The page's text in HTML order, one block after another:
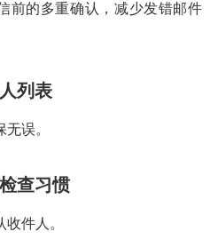
前的多重确认，减少发错邮件
列表
误。
查习惯
件人。